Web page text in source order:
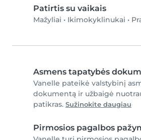
Patirtis su vaikais
Mažyliai • Ikimokyklinukai •
Asmens tapatybės
Vanelle pateikė valstybinį
dokumentą ir užbaigė
patikras. Sužinokite daugiau
Pirmosios pagalbos